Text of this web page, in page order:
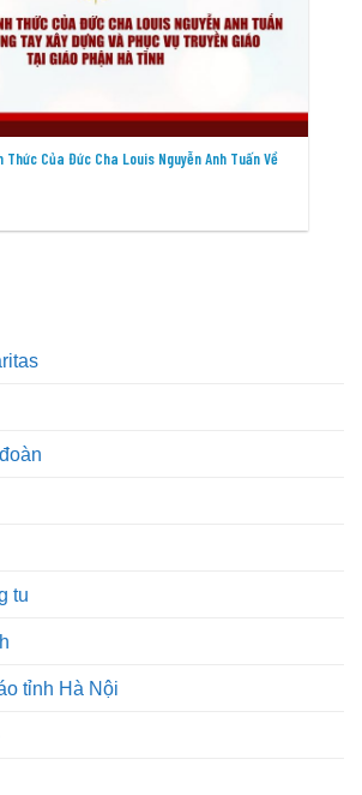
Thức Của Đức Cha Louis Nguyễn Anh Tuấn Về
tu
tỉnh Hà Nội